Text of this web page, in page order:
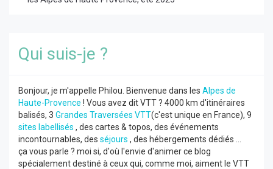
Qui suis-je ?
Bonjour, je m'appelle Philou. Bienvenue dans les Alpes de
Haute-Provence ! Vous avez dit VTT ? 4000 km d'itinéraires
balisés, 3 Grandes Traversées VTT(c'est unique en France), 9
sites labellisés , des cartes & topos, des événements
incontournables, des séjours , des hébergements dédiés ...
ça vous parle ? moi si, d'où l'envie d'animer ce blog
spécialement destiné à ceux qui, comme moi, aiment le VTT